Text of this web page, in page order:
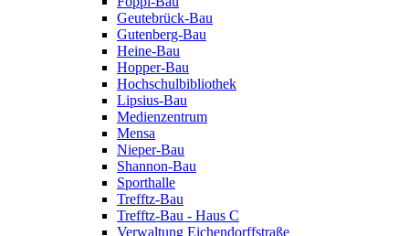
Geutebrück-Bau
Gutenberg-Bau
Heine-Bau
Hopper-Bau
Hochschulbibliothek
Lipsius-Bau
Medienzentrum
Mensa
Nieper-Bau
Shannon-Bau
Sporthalle
Trefftz-Bau
Trefftz-Bau - Haus C
Verwaltung Eichendorffstraße